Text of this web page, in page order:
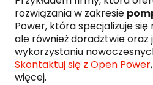
rozwiązania w zakresie
Power, która specjalizuje
ale również doradztwie oraz
wykorzystaniu
Skontaktuj się z Open Power
więcej.